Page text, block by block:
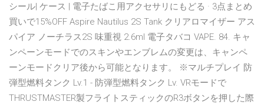
シール| ケース | 電子たばこ用アクセサリにもどる · 3点まとめ
買いで15%OFF Aspire Nautilus 2S Tank クリアロマイザー アス
パイア ノーチラス2S 味重視 2.6ml 電子タバコ VAPE. 84. キャ
ンペーンモードでのスキンやエンブレムの変更は、キャンペ
ーンモードクリア後から可能となります。 ※マルチプレイ 防
弾型燃料タンク Lv.1 - 防弾型燃料タンク Lv. VRモードで
THRUSTMASTER製フライトスティックのR3ボタンを押した際